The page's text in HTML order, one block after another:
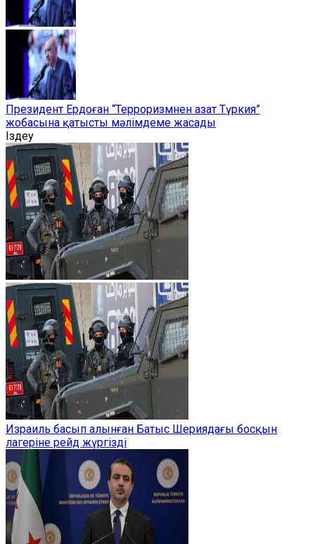
Президент Ердоған “Терроризмнен азат Түркия”
жобасына қатысты мәлімдеме жасады
Іздеу
Израиль басып алынған Батыс Шериядағы босқын
лагеріне рейд жүргізді